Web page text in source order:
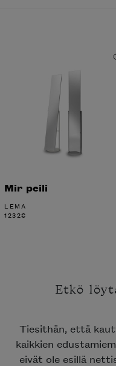
Mir peili
LEMA
1232€
Etkö
Tiesithän, että
kaikkien
eivät ole esillä